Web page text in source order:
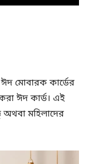
ঈদ মোবারক কার্ডের
ঈদ কার্ড। এই
মহিলাদের